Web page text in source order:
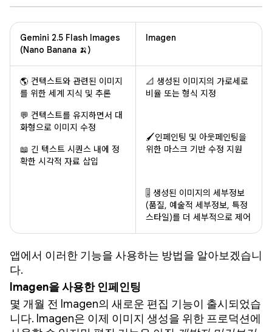
Gemini 2.5 Flash Images
(Nano Banana 🍌)
Imagen
🌎 컨텍스트와 관련된 이미지
를 위한 세계 지식 및 추론
💬 컨텍스트를 유지하면서 대
화형으로 이미지 수정
📖 긴 텍스트 시퀀스 내에 정
확한 시각적 자료 삽입
📐 생성된 이미지의 가로세로
비율 또는 형식 지정
🖌️인페인팅 및 아웃페인팅을
위한 마스크 기반 수정 지원
🎚️ 생성된 이미지의 세부정보
(품질, 예술적 세부정보, 특정
스타일)를 더 세부적으로 제어
앱에서 이러한 기능을 사용하는 방법을 알아보겠습니
다.
Imagen을 사용한 인페인팅
몇 개월 전 Imagen의 새로운 편집 기능이 출시되었습
니다. Imagen은 이제 이미지 생성을 위한 프로덕션에